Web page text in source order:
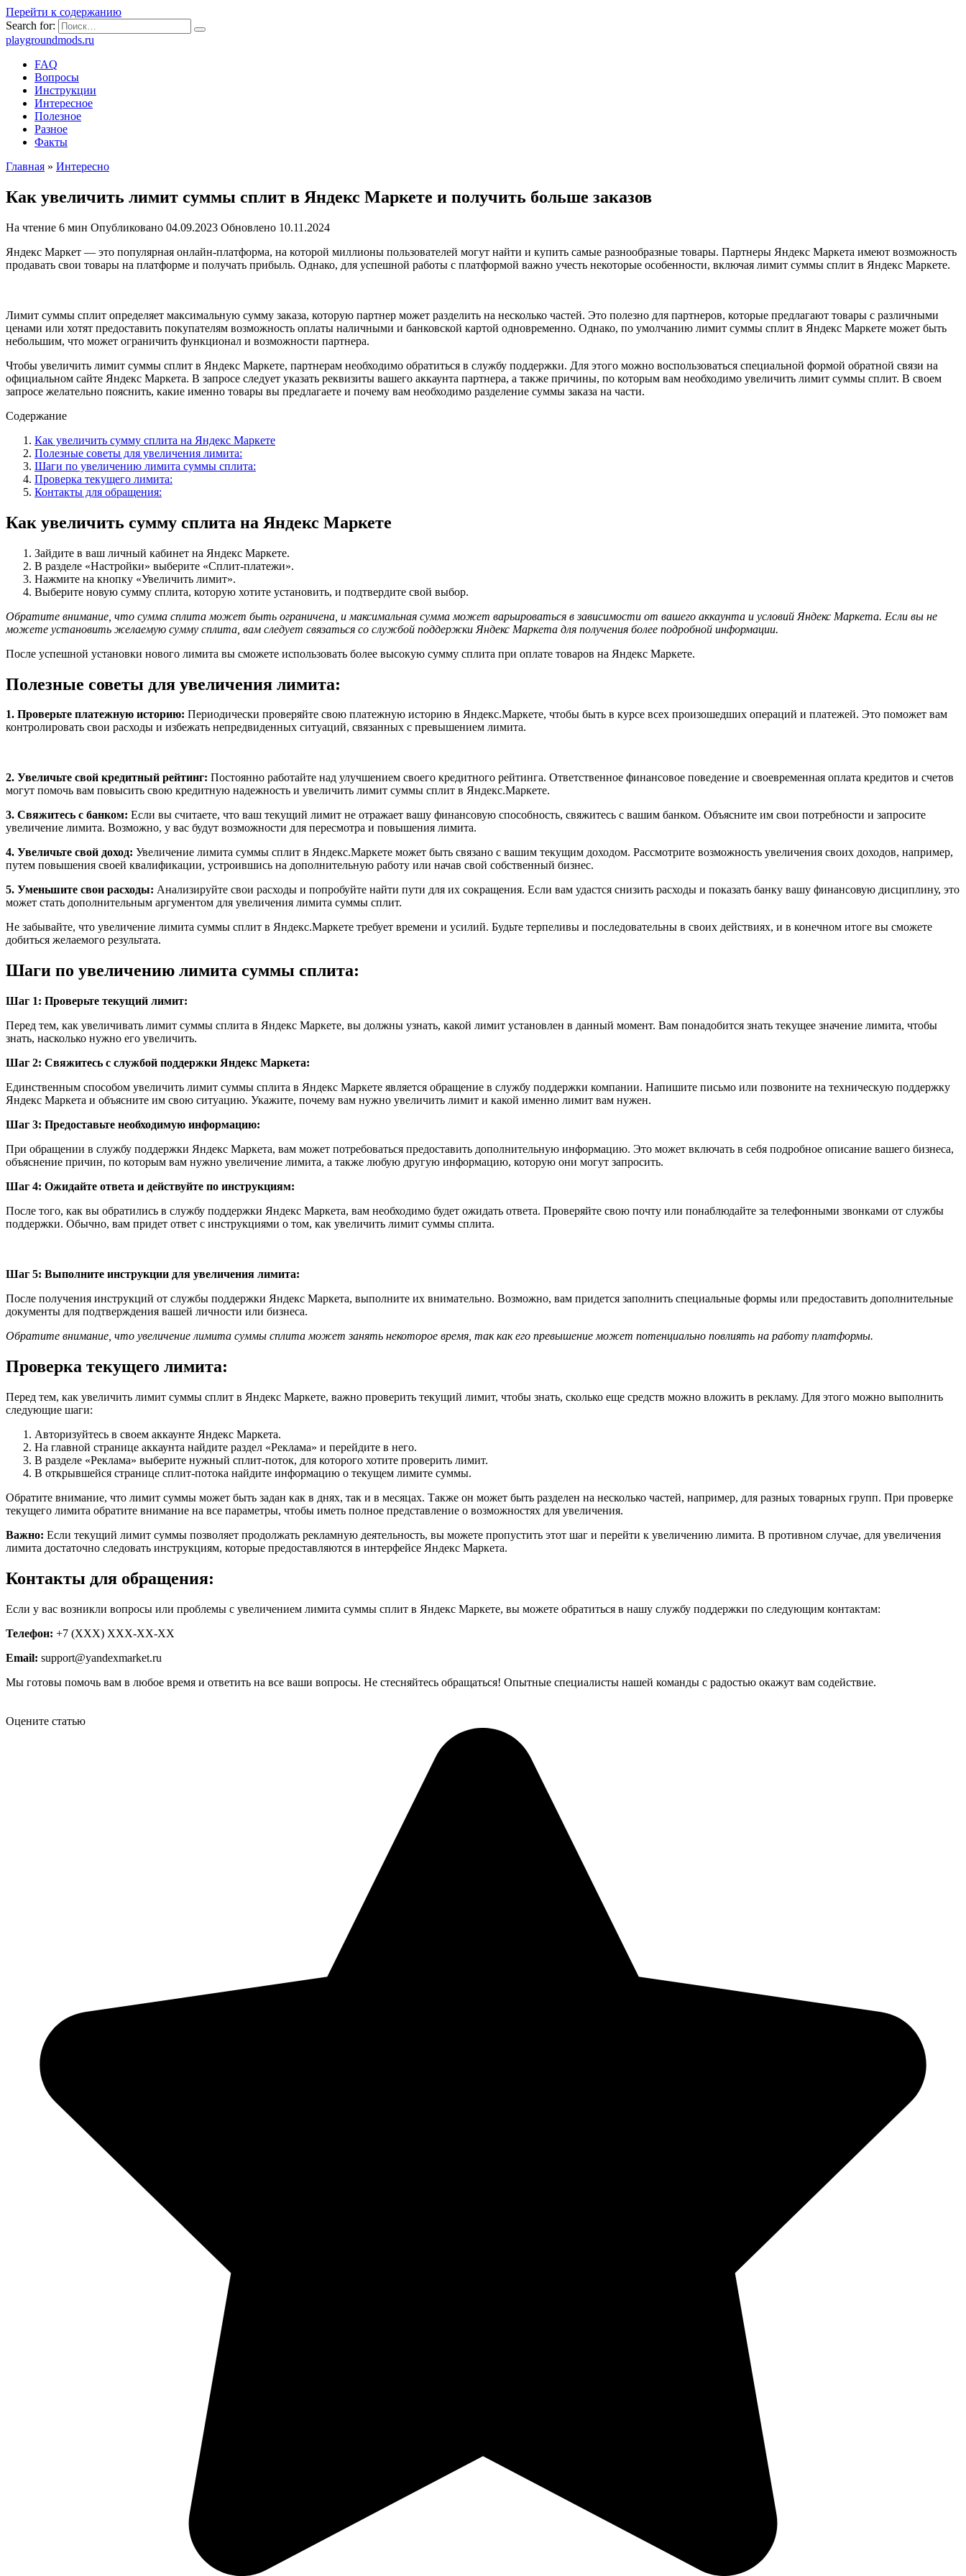
Перейти к содержанию
Search for:
playgroundmods.ru
FAQ
Вопросы
Инструкции
Интересное
Полезное
Разное
Факты
Главная » Интересно
Как увеличить лимит суммы сплит в Яндекс Маркете и получить больше заказов
На чтение 6 мин Опубликовано 04.09.2023 Обновлено 10.11.2024
Яндекс Маркет — это популярная онлайн-платформа, на которой миллионы пользователей могут найти и купить самые разнообразные товары. Партнеры Яндекс Маркета имеют возможность
продавать свои товары на платформе и получать прибыль. Однако, для успешной работы с платформой важно учесть некоторые особенности, включая лимит суммы сплит в Яндекс Маркете.
Лимит суммы сплит определяет максимальную сумму заказа, которую партнер может разделить на несколько частей. Это полезно для партнеров, которые предлагают товары с различными
ценами или хотят предоставить покупателям возможность оплаты наличными и банковской картой одновременно. Однако, по умолчанию лимит суммы сплит в Яндекс Маркете может быть
небольшим, что может ограничить функционал и возможности партнера.
Чтобы увеличить лимит суммы сплит в Яндекс Маркете, партнерам необходимо обратиться в службу поддержки. Для этого можно воспользоваться специальной формой обратной связи на
официальном сайте Яндекс Маркета. В запросе следует указать реквизиты вашего аккаунта партнера, а также причины, по которым вам необходимо увеличить лимит суммы сплит. В своем
запросе желательно пояснить, какие именно товары вы предлагаете и почему вам необходимо разделение суммы заказа на части.
Содержание
Как увеличить сумму сплита на Яндекс Маркете
Полезные советы для увеличения лимита:
Шаги по увеличению лимита суммы сплита:
Проверка текущего лимита:
Контакты для обращения:
Как увеличить сумму сплита на Яндекс Маркете
Зайдите в ваш личный кабинет на Яндекс Маркете.
В разделе «Настройки» выберите «Сплит-платежи».
Нажмите на кнопку «Увеличить лимит».
Выберите новую сумму сплита, которую хотите установить, и подтвердите свой выбор.
Обратите внимание, что сумма сплита может быть ограничена, и максимальная сумма может варьироваться в зависимости от вашего аккаунта и условий Яндекс Маркета. Если вы не
можете установить желаемую сумму сплита, вам следует связаться со службой поддержки Яндекс Маркета для получения более подробной информации.
После успешной установки нового лимита вы сможете использовать более высокую сумму сплита при оплате товаров на Яндекс Маркете.
Полезные советы для увеличения лимита:
1. Проверьте платежную историю: Периодически проверяйте свою платежную историю в Яндекс.Маркете, чтобы быть в курсе всех произошедших операций и платежей. Это поможет вам
контролировать свои расходы и избежать непредвиденных ситуаций, связанных с превышением лимита.
2. Увеличьте свой кредитный рейтинг: Постоянно работайте над улучшением своего кредитного рейтинга. Ответственное финансовое поведение и своевременная оплата кредитов и счетов
могут помочь вам повысить свою кредитную надежность и увеличить лимит суммы сплит в Яндекс.Маркете.
3. Свяжитесь с банком: Если вы считаете, что ваш текущий лимит не отражает вашу финансовую способность, свяжитесь с вашим банком. Объясните им свои потребности и запросите
увеличение лимита. Возможно, у вас будут возможности для пересмотра и повышения лимита.
4. Увеличьте свой доход: Увеличение лимита суммы сплит в Яндекс.Маркете может быть связано с вашим текущим доходом. Рассмотрите возможность увеличения своих доходов, например,
путем повышения своей квалификации, устроившись на дополнительную работу или начав свой собственный бизнес.
5. Уменьшите свои расходы: Анализируйте свои расходы и попробуйте найти пути для их сокращения. Если вам удастся снизить расходы и показать банку вашу финансовую дисциплину, это
может стать дополнительным аргументом для увеличения лимита суммы сплит.
Не забывайте, что увеличение лимита суммы сплит в Яндекс.Маркете требует времени и усилий. Будьте терпеливы и последовательны в своих действиях, и в конечном итоге вы сможете
добиться желаемого результата.
Шаги по увеличению лимита суммы сплита:
Шаг 1: Проверьте текущий лимит:
Перед тем, как увеличивать лимит суммы сплита в Яндекс Маркете, вы должны узнать, какой лимит установлен в данный момент. Вам понадобится знать текущее значение лимита, чтобы
знать, насколько нужно его увеличить.
Шаг 2: Свяжитесь с службой поддержки Яндекс Маркета:
Единственным способом увеличить лимит суммы сплита в Яндекс Маркете является обращение в службу поддержки компании. Напишите письмо или позвоните на техническую поддержку
Яндекс Маркета и объясните им свою ситуацию. Укажите, почему вам нужно увеличить лимит и какой именно лимит вам нужен.
Шаг 3: Предоставьте необходимую информацию:
При обращении в службу поддержки Яндекс Маркета, вам может потребоваться предоставить дополнительную информацию. Это может включать в себя подробное описание вашего бизнеса,
объяснение причин, по которым вам нужно увеличение лимита, а также любую другую информацию, которую они могут запросить.
Шаг 4: Ожидайте ответа и действуйте по инструкциям:
После того, как вы обратились в службу поддержки Яндекс Маркета, вам необходимо будет ожидать ответа. Проверяйте свою почту или понаблюдайте за телефонными звонками от службы
поддержки. Обычно, вам придет ответ с инструкциями о том, как увеличить лимит суммы сплита.
Шаг 5: Выполните инструкции для увеличения лимита:
После получения инструкций от службы поддержки Яндекс Маркета, выполните их внимательно. Возможно, вам придется заполнить специальные формы или предоставить дополнительные
документы для подтверждения вашей личности или бизнеса.
Обратите внимание, что увеличение лимита суммы сплита может занять некоторое время, так как его превышение может потенциально повлиять на работу платформы.
Проверка текущего лимита:
Перед тем, как увеличить лимит суммы сплит в Яндекс Маркете, важно проверить текущий лимит, чтобы знать, сколько еще средств можно вложить в рекламу. Для этого можно выполнить
следующие шаги:
Авторизуйтесь в своем аккаунте Яндекс Маркета.
На главной странице аккаунта найдите раздел «Реклама» и перейдите в него.
В разделе «Реклама» выберите нужный сплит-поток, для которого хотите проверить лимит.
В открывшейся странице сплит-потока найдите информацию о текущем лимите суммы.
Обратите внимание, что лимит суммы может быть задан как в днях, так и в месяцах. Также он может быть разделен на несколько частей, например, для разных товарных групп. При проверке
текущего лимита обратите внимание на все параметры, чтобы иметь полное представление о возможностях для увеличения.
Важно: Если текущий лимит суммы позволяет продолжать рекламную деятельность, вы можете пропустить этот шаг и перейти к увеличению лимита. В противном случае, для увеличения
лимита достаточно следовать инструкциям, которые предоставляются в интерфейсе Яндекс Маркета.
Контакты для обращения:
Если у вас возникли вопросы или проблемы с увеличением лимита суммы сплит в Яндекс Маркете, вы можете обратиться в нашу службу поддержки по следующим контактам:
Телефон: +7 (XXX) XXX-XX-XX
Email: support@yandexmarket.ru
Мы готовы помочь вам в любое время и ответить на все ваши вопросы. Не стесняйтесь обращаться! Опытные специалисты нашей команды с радостью окажут вам содействие.
Оцените статью